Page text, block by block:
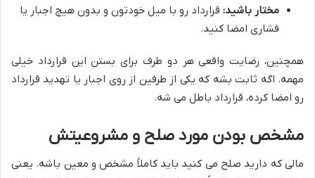
مختار باشید: قرارداد رو با میل خودتون و بدون هیچ اجبار یا
فشاری امضا کنید.
همچنین، رضایت واقعی هر دو طرف برای بستن این قرارداد خیلی
مهمه. اگه ثابت بشه که یکی از طرفین از روی اجبار یا تهدید قرارداد
رو امضا کرده، قرارداد باطل می شه.
مشخص بودن مورد صلح و مشروعیتش
مالی که دارید صلح می کنید باید کاملاً مشخص و معین باشه. یعنی